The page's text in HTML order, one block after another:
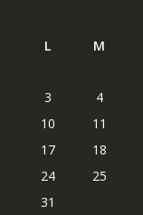
L M
3
4
10
11
17
18
24
25
31